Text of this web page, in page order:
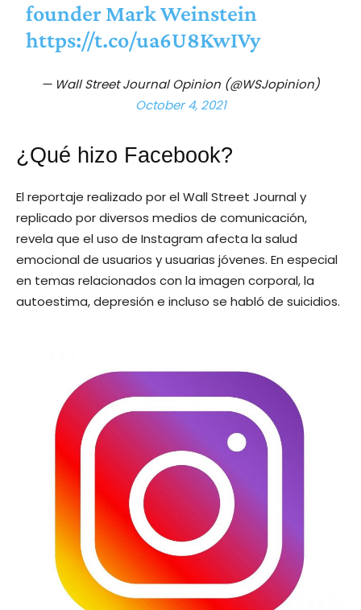
founder Mark Weinstein
https://t.co/ua6U8KwIVy
— Wall Street Journal Opinion (@WSJopinion)
October 4, 2021
¿Qué hizo Facebook?
El reportaje realizado por el Wall Street Journal y
replicado por diversos medios de comunicación,
revela que el uso de Instagram afecta la salud
emocional de usuarios y usuarias jóvenes. En especial
en temas relacionados con la imagen corporal, la
autoestima, depresión e incluso se habló de suicidios.